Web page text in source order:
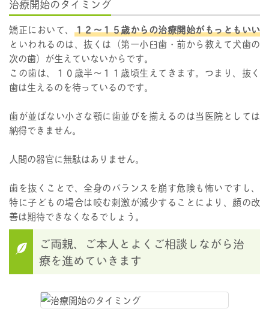
治療開始のタイミング
矯正において、 １２〜１５歳からの治療開始がもっともいい
といわれるのは、抜くは（第一小臼歯・前から教えて犬歯の
次の歯）が生えていないからです。
この歯は、１０歳半〜１１歳頃生えてきます。つまり、抜く
歯は生えるのを待っているのです。
歯が並ばない小さな顎に歯並びを揃えるのは当医院としては
納得できません。
人間の器官に無駄はありません。
歯を抜くことで、全身のバランスを崩す危険も怖いですし、
特に子どもの場合は咬む刺激が減少することにより、顔の改
善は期待できなくなるでしょう。
ご両親、ご本人とよくご相談しながら治
療を進めていきます